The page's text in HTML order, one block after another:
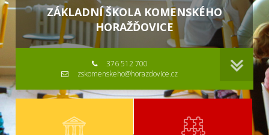
ZÁKLADNÍ ŠKOLA KOMENSKÉHO
HORAŽĎOVICE
376 512 700
zskomenskeho@horazdovice.cz